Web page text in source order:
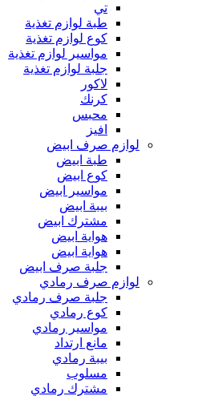
تي
طبة لوازم تغذية
كوع لوازم تغذية
مواسير لوازم تغذية
جلبة لوازم تغذية
لاكور
كرنك
محبس
افيز
لوازم صرف ابيض
طبة ابيض
كوع ابيض
مواسير ابيض
بيبة ابيض
مشترك ابيض
هواية ابيض
هواية ابيض
جلبة صرف ابيض
لوازم صرف رمادي
جلبة صرف رمادي
كوع رمادي
مواسير رمادي
مانع ارتداد
بيبة رمادي
مسلوب
مشترك رمادي